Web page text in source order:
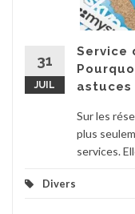
31
JUIL
Service
Sur les
plus
services.
Divers